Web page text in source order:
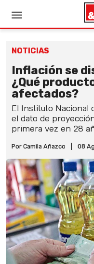
NOTICIAS
Inflación se
¿Qué
afectados?
El Instituto Nacional
el dato de
primera vez en 28
Por Camila Añazco 08